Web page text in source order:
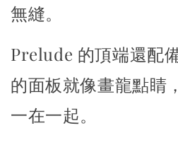
無縫。
Prelude 的頂端還配
的面板就像畫龍點睛
一在一起。